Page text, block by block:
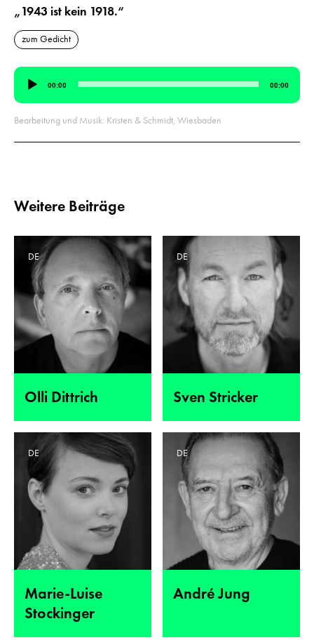
„1943 ist kein 1918.“
zum Gedicht
Audio-
Player
00:00 00:00
Bearbeitung und Musik: Kristen & Schmidt, Wiesbaden
Weitere Beiträge
Olli Dittrich
DE
Sven Stricker
DE
Marie-Luise
Stockinger
DE
André Jung
DE